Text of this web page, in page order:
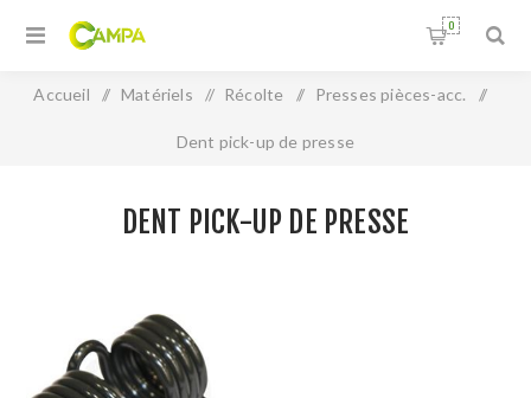
0
Accueil / Matériels / Récolte / Presses pièces-acc. /
Dent pick-up de presse
DENT PICK-UP DE PRESSE